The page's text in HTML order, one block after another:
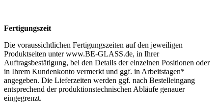
Fertigungszeit
Die voraussichtlichen Fertigungszeiten auf den jeweiligen
Produktseiten unter www.BE-GLASS.de, in Ihrer
Auftragsbestätigung, bei den Details der einzelnen Positionen oder
in Ihrem Kundenkonto vermerkt und ggf. in Arbeitstagen*
angegeben. Die Lieferzeiten werden ggf. nach Bestelleingang
entsprechend der produktionstechnischen Abläufe genauer
eingegrenzt.